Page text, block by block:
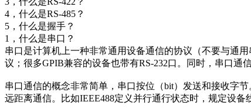
4，什么是RS-485？
5，什么是握手？
1，什么是串口？
串口是计算机上一种非常通用设备通信的协议（不要与通
议；很多GPIB兼容的设备也带有RS-232口。同时，串口通
串口通信的概念非常简单，串口按位（bit）发送和接收字
远距离通信。比如IEEE488定义并行通行状态时，规定设